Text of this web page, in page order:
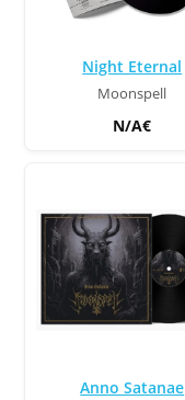
Night Eternal
Moonspell
N/A€
Anno Satanae